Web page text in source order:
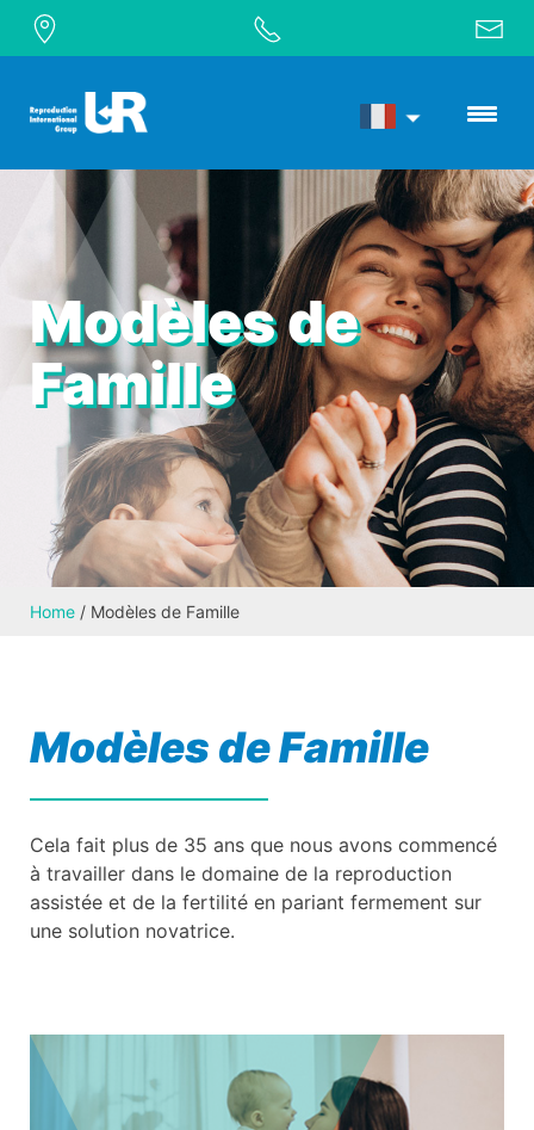
Modèles de
Famille
Home / Modèles de Famille
Modèles de Famille
Cela fait plus de 35 ans que nous avons commencé
à travailler dans le domaine de la reproduction
assistée et de la fertilité en pariant fermement sur
une solution novatrice.